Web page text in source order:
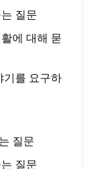
질문
에 대해 묻
기를 요구하
질문
질문